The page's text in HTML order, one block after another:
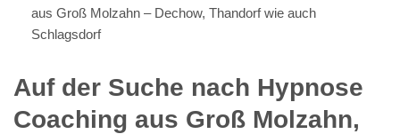
aus Groß Molzahn – Dechow, Thandorf wie auch
Schlagsdorf
Auf der Suche nach Hypnose
Coaching aus Groß Molzahn,